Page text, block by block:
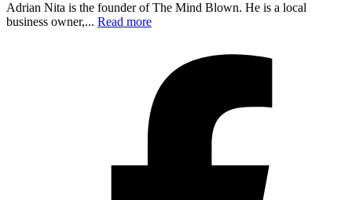
Adrian Nita is the founder of The Mind Blown. He is a local
business owner,... Read more